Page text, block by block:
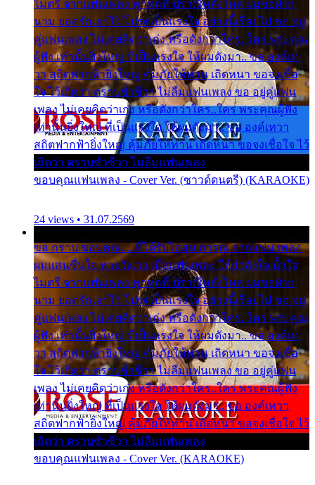
ไมตรี จากแฟนเพลง ทุกทุกที่ ปราณีหลั่งไหล ผมขอฝาก
นาม ยอดรักเอาไว้ โปรดเป็นแรงใจ อย่างนี้เรื่อยไป ขอ อยู่
คู่แฟนเพลง ไม่เคยคิดว่าเก่ง หรือดังกว่าใคร..ใคร พระคุณ
ผู้ฟัง เท่านั้นยิ่งใหญ่ ที่เป็นแรงใจ ให้ผมดังมา.. ขอ องค์เท
วา สถิตฟากฟ้ายิ่งใหญ่ คุ้มภัยให้ท่าน เถิดหนา ขอจงเชื่อ
ใจ ไว้เถิดว่า ตราบชั่วชีวา ไม่ลืมแฟนเพลง ขอ อยู่คู่แฟน
เพลง ไม่เคยคิดว่าเก่ง หรือดังกว่าใคร..ใคร พระคุณผู้ฟัง
เท่านั้นยิ่งใหญ่ ที่เป็นแรงใจ ให้ผมดังมา.. ขอ องค์เทวา
สถิตฟากฟ้ายิ่งใหญ่ คุ้มภัยให้ท่าน เถิดหนา ขอจงเชื่อใจ ไว้
เถิดว่า ตราบชั่วชีวา ไม่ลืมแฟนเพลง
ขอบคุณแฟนเพลง - Cover Ver. (ซาวด์ดนตรี) (KARAOKE)
24 views • 31.07.2569
ขอ กราบ ขอบคุณ.... ที่ได้รับไออุ่น การุณ จากแฟน เพลง
ผมแสนชื่นใจ หายวังเวง เมื่อแฟนเพลง ให้กำลังใจ น้ำใจ
ไมตรี จากแฟนเพลง ทุกทุกที่ ปราณีหลั่งไหล ผมขอฝาก
นาม ยอดรักเอาไว้ โปรดเป็นแรงใจ อย่างนี้เรื่อยไป ขอ อยู่
คู่แฟนเพลง ไม่เคยคิดว่าเก่ง หรือดังกว่าใคร..ใคร พระคุณ
ผู้ฟัง เท่านั้นยิ่งใหญ่ ที่เป็นแรงใจ ให้ผมดังมา.. ขอ องค์เท
วา สถิตฟากฟ้ายิ่งใหญ่ คุ้มภัยให้ท่าน เถิดหนา ขอจงเชื่อ
ใจ ไว้เถิดว่า ตราบชั่วชีวา ไม่ลืมแฟนเพลง ขอ อยู่คู่แฟน
เพลง ไม่เคยคิดว่าเก่ง หรือดังกว่าใคร..ใคร พระคุณผู้ฟัง
เท่านั้นยิ่งใหญ่ ที่เป็นแรงใจ ให้ผมดังมา.. ขอ องค์เทวา
สถิตฟากฟ้ายิ่งใหญ่ คุ้มภัยให้ท่าน เถิดหนา ขอจงเชื่อใจ ไว้
เถิดว่า ตราบชั่วชีวา ไม่ลืมแฟนเพลง
ขอบคุณแฟนเพลง - Cover Ver. (KARAOKE)